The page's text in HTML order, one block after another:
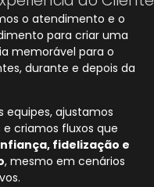
o atendimento e o
para criar uma
memorável para o
durante e depois da
equipes, ajustamos
e criamos fluxos que
fidelização e
, mesmo em cenários